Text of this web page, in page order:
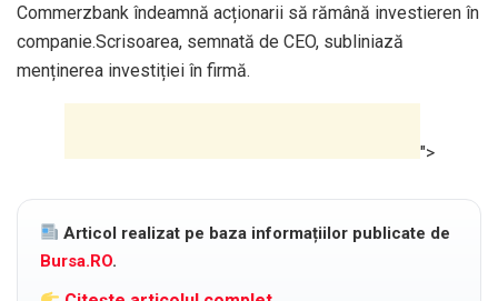
Commerzbank îndeamnă acționarii să rămână investieren în
companie.Scrisoarea, semnată de CEO, subliniază
menținerea investiției în firmă.
">
Articol realizat pe baza informațiilor publicate de
Bursa.RO.